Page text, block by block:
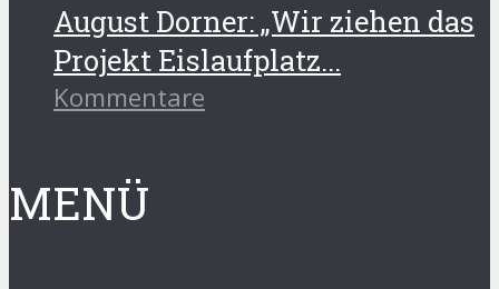
August Dorner: „Wir ziehen das
Projekt Eislaufplatz...
Kommentare
MENÜ